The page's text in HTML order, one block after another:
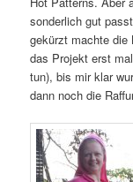
sonderlich gut
gekürzt machte die
das Projekt erst
tun), bis mir klar
dann noch die